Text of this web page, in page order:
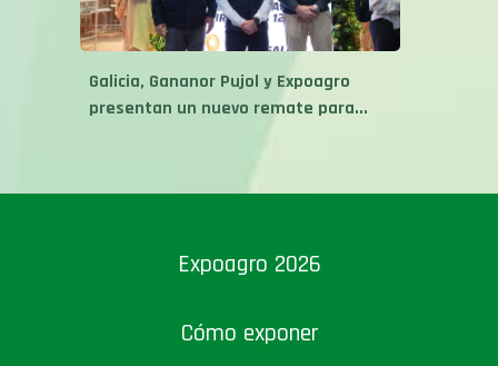
Galicia, Gananor Pujol y Expoagro
presentan un nuevo remate para...
Expoagro 2026
Cómo exponer